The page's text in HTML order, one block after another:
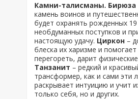
Камни-талисманы. Бирюза
камень воинов и
будет охранять рожденных
необдуманных поступков и
настоящую удачу. Циркон –
блеска их харизме и помогает
перегореть, дарит
Танзанит – редкий и
трансформер, как и сами эти
раскрывает интуицию и учит
только себя, но и других.